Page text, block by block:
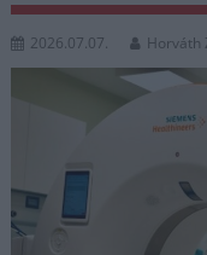
2026.07.07. Horváth